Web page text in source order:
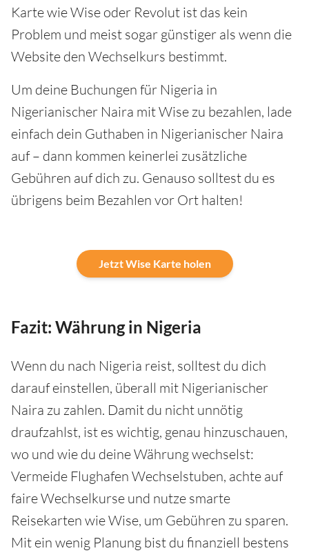
Karte wie Wise oder Revolut ist das kein
Problem und meist sogar günstiger als wenn die
Website den Wechselkurs bestimmt.
Um deine Buchungen für Nigeria in
Nigerianischer Naira mit Wise zu bezahlen, lade
einfach dein Guthaben in Nigerianischer Naira
auf – dann kommen keinerlei zusätzliche
Gebühren auf dich zu. Genauso solltest du es
übrigens beim Bezahlen vor Ort halten!
Jetzt Wise Karte holen
Fazit: Währung in Nigeria
Wenn du nach Nigeria reist, solltest du dich
darauf einstellen, überall mit Nigerianischer
Naira zu zahlen. Damit du nicht unnötig
draufzahlst, ist es wichtig, genau hinzuschauen,
wo und wie du deine Währung wechselst:
Vermeide Flughafen Wechselstuben, achte auf
faire Wechselkurse und nutze smarte
Reisekarten wie Wise, um Gebühren zu sparen.
Mit ein wenig Planung bist du finanziell bestens